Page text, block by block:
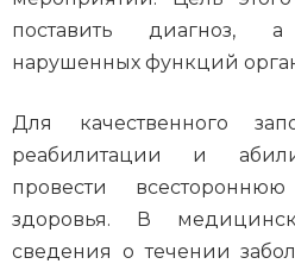
поставить диагноз,
нарушенных функций
Для качественного
реабилитации и
провести
здоровья. В
сведения о течении